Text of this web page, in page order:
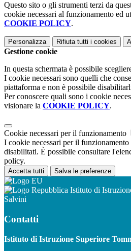
Questo sito o gli strumenti terzi da
cookie necessari al funzionamento ed
COOKIE POLICY.
Personalizza Rifiuta tutti i cookies
Gestione cookie
In questa schermata è possibile
I cookie necessari sono quelli che
piattaforma e non è possibile
Per conoscere quali sono i cookie
visionare la COOKIE POLICY.
Cookie necessari per il funzionamento
I cookie necessari per il funzionamento
disabilitati. È possibile consultare
policy.
Accetta tutti Salva le preferenze
Istituto di
Salvini
Contatti
Istituto di Istruzione Superiore